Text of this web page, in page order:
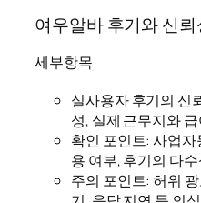
여우알바 후기와 신
세부항목
실사용자 후기의 신
성, 실제 근무지와
확인 포인트: 사업
용 여부, 후기의 다
주의 포인트: 허위